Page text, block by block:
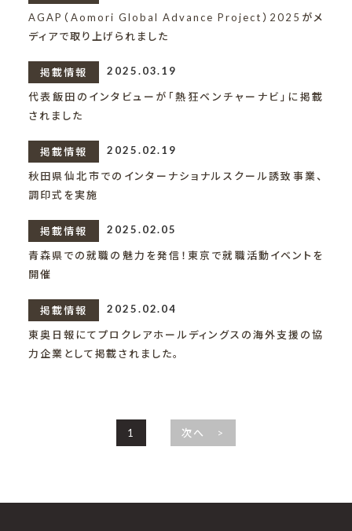
AGAP（Aomori Global Advance Project）2025がメ
ディアで取り上げられました
掲載情報 2025.03.19
代表飯田のインタビューが「熱狂ベンチャーナビ」に掲載
されました
掲載情報 2025.02.19
秋田県仙北市でのインターナショナルスクール誘致事業、
調印式を実施
掲載情報 2025.02.05
青森県での就職の魅力を発信！東京で就職活動イベントを
開催
掲載情報 2025.02.04
東奥日報にてプロクレアホールディングスの海外支援の協
力企業として掲載されました。
1 >